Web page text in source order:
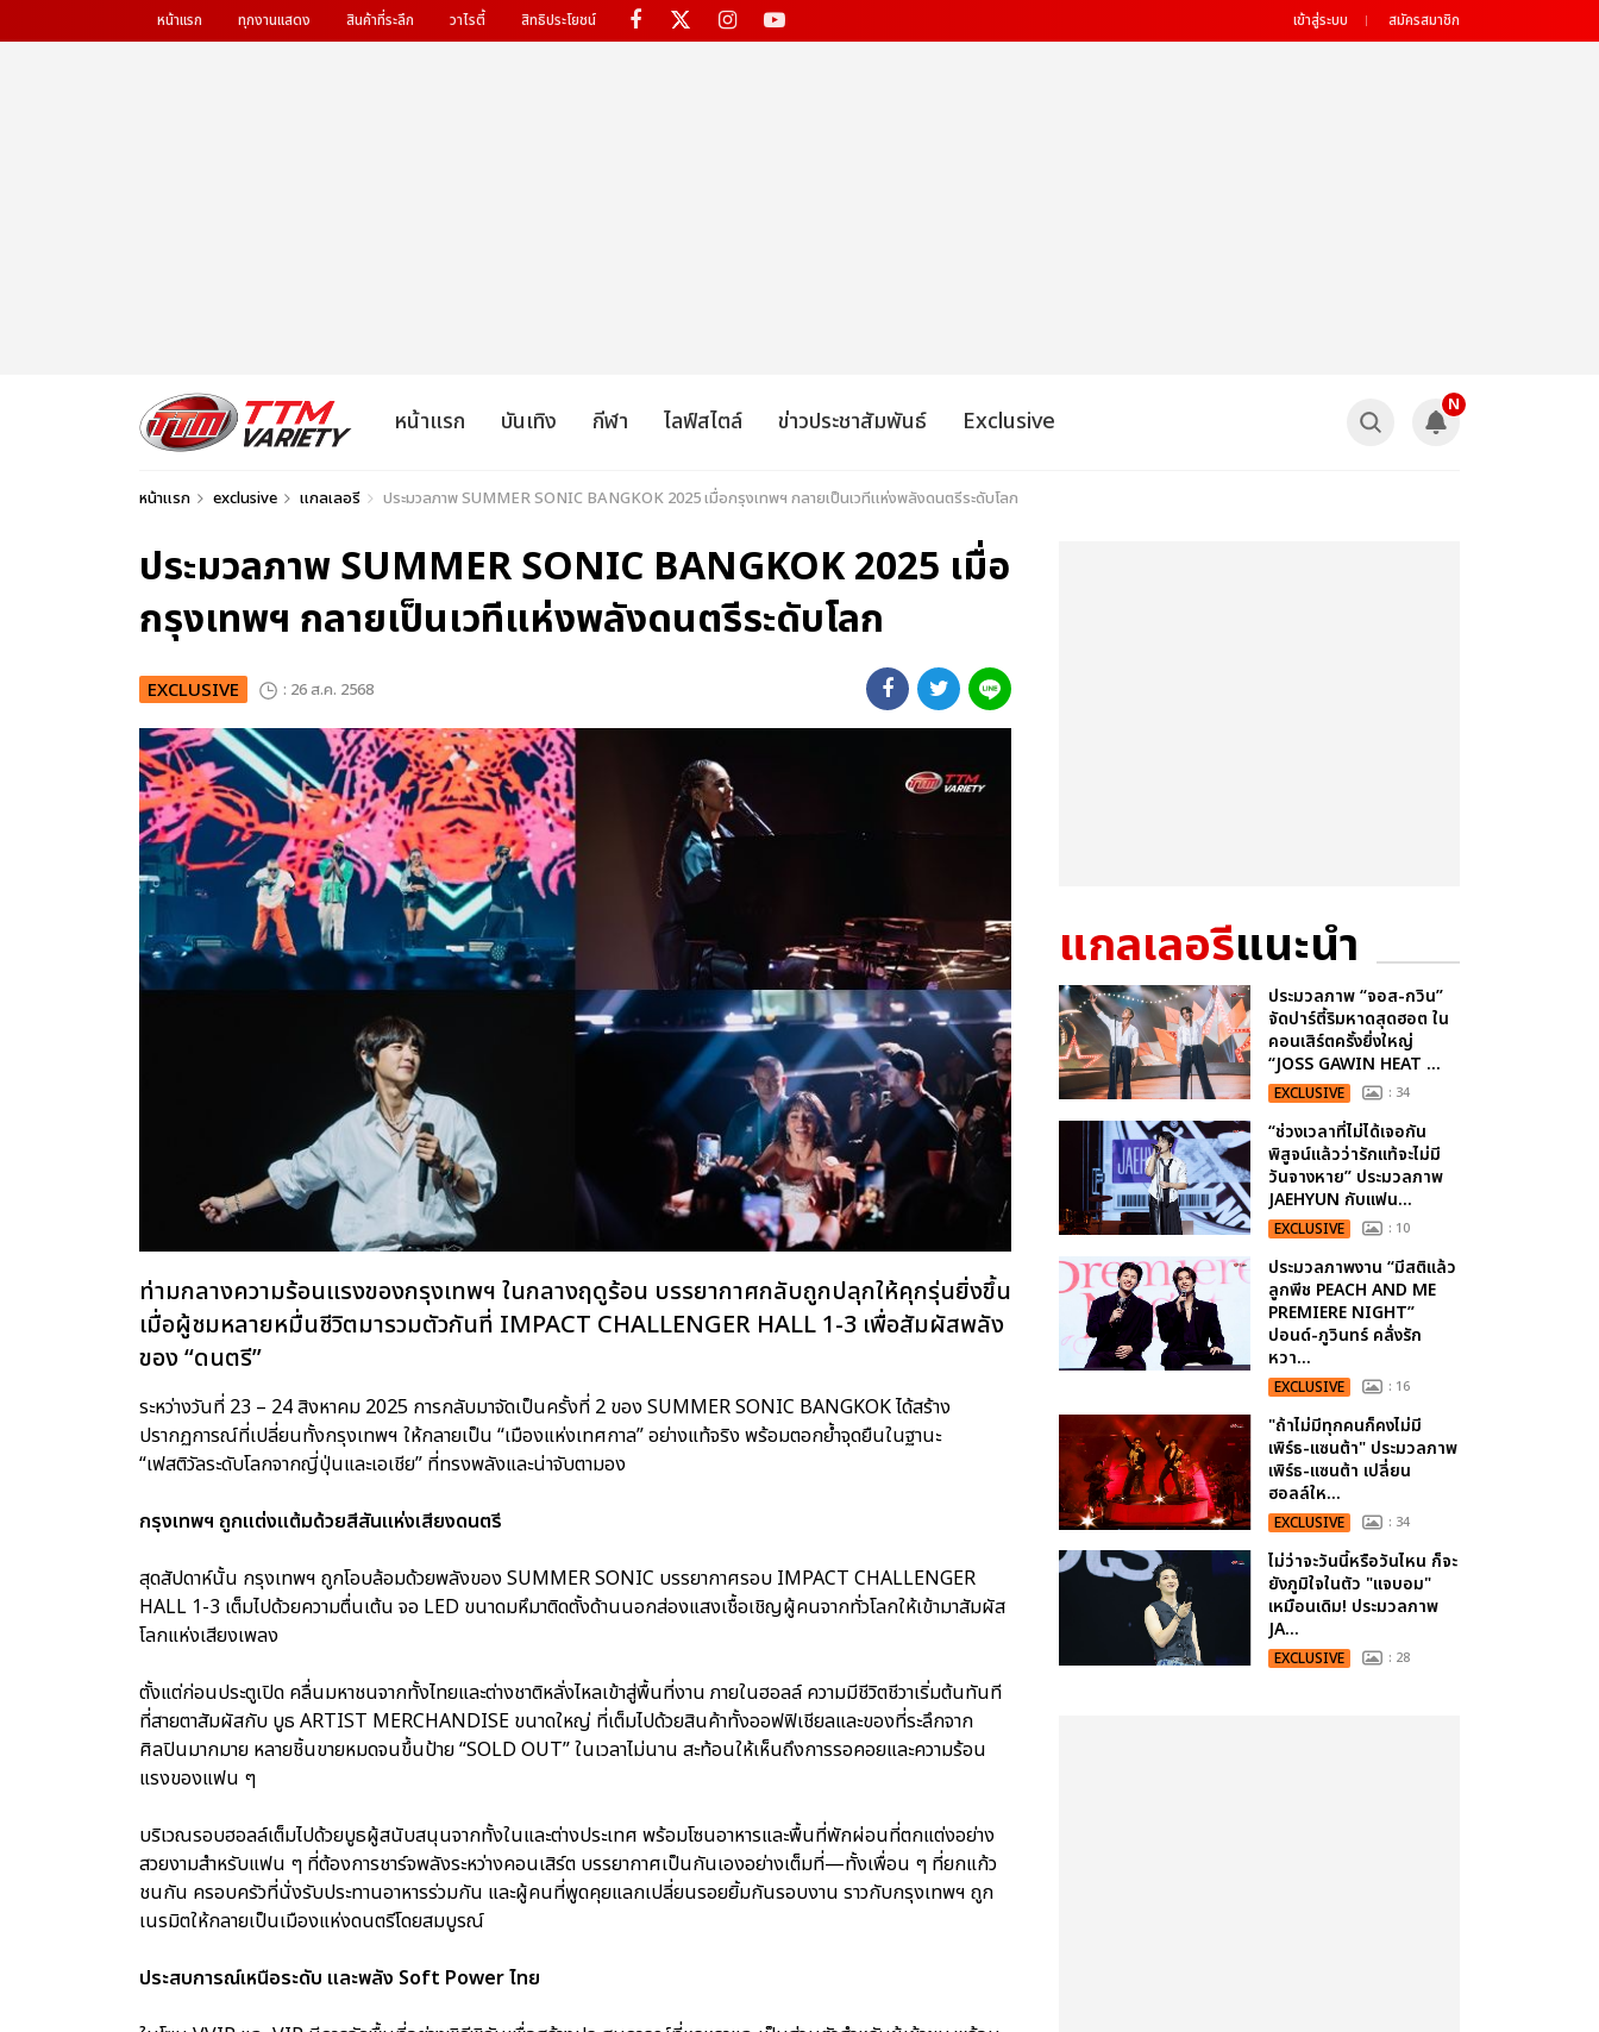
หน้าแรก ทุกงานแสดง สินค้าที่ระลึก วาไรตี้ สิทธิประโยชน์ เข้าสู่ระบบ สมัครสมาชิก
หน้าแรก บันเทิง กีฬา ไลฟ์สไตล์ ข่าวประชาสัมพันธ์ Exclusive
N
หน้าแรก exclusive แกลเลอรี ประมวลภาพ SUMMER SONIC BANGKOK 2025 เมื่อกรุงเทพฯ กลายเป็นเวทีแห่งพลังดนตรีระดับโลก
ประมวลภาพ SUMMER SONIC BANGKOK 2025 เมื่อ
กรุงเทพฯ กลายเป็นเวทีแห่งพลังดนตรีระดับโลก
EXCLUSIVE : 26 ส.ค. 2568
ท่ามกลางความร้อนแรงของกรุงเทพฯ ในกลางฤดูร้อน บรรยากาศกลับถูกปลุกให้คุกรุ่นยิ่งขึ้น
เมื่อผู้ชมหลายหมื่นชีวิตมารวมตัวกันที่ IMPACT CHALLENGER HALL 1-3 เพื่อสัมผัสพลัง
ของ “ดนตรี”
ระหว่างวันที่ 23 – 24 สิงหาคม 2025 การกลับมาจัดเป็นครั้งที่ 2 ของ SUMMER SONIC BANGKOK ได้สร้าง
ปรากฏการณ์ที่เปลี่ยนทั้งกรุงเทพฯ ให้กลายเป็น “เมืองแห่งเทศกาล” อย่างแท้จริง พร้อมตอกย้ำจุดยืนในฐานะ
“เฟสติวัลระดับโลกจากญี่ปุ่นและเอเชีย” ที่ทรงพลังและน่าจับตามอง
กรุงเทพฯ ถูกแต่งแต้มด้วยสีสันแห่งเสียงดนตรี
สุดสัปดาห์นั้น กรุงเทพฯ ถูกโอบล้อมด้วยพลังของ SUMMER SONIC บรรยากาศรอบ IMPACT CHALLENGER
HALL 1-3 เต็มไปด้วยความตื่นเต้น จอ LED ขนาดมหึมาติดตั้งด้านนอกส่องแสงเชื้อเชิญผู้คนจากทั่วโลกให้เข้ามาสัมผัส
โลกแห่งเสียงเพลง
ตั้งแต่ก่อนประตูเปิด คลื่นมหาชนจากทั้งไทยและต่างชาติหลั่งไหลเข้าสู่พื้นที่งาน ภายในฮอลล์ ความมีชีวิตชีวาเริ่มต้นทันที
ที่สายตาสัมผัสกับ บูธ ARTIST MERCHANDISE ขนาดใหญ่ ที่เต็มไปด้วยสินค้าทั้งออฟฟิเชียลและของที่ระลึกจาก
ศิลปินมากมาย หลายชิ้นขายหมดจนขึ้นป้าย “SOLD OUT” ในเวลาไม่นาน สะท้อนให้เห็นถึงการรอคอยและความร้อน
แรงของแฟน ๆ
บริเวณรอบฮอลล์เต็มไปด้วยบูธผู้สนับสนุนจากทั้งในและต่างประเทศ พร้อมโซนอาหารและพื้นที่พักผ่อนที่ตกแต่งอย่าง
สวยงามสำหรับแฟน ๆ ที่ต้องการชาร์จพลังระหว่างคอนเสิร์ต บรรยากาศเป็นกันเองอย่างเต็มที่—ทั้งเพื่อน ๆ ที่ยกแก้ว
ชนกัน ครอบครัวที่นั่งรับประทานอาหารร่วมกัน และผู้คนที่พูดคุยแลกเปลี่ยนรอยยิ้มกันรอบงาน ราวกับกรุงเทพฯ ถูก
เนรมิตให้กลายเป็นเมืองแห่งดนตรีโดยสมบูรณ์
ประสบการณ์เหนือระดับ และพลัง Soft Power ไทย
แกลเลอรีแนะนำ
ประมวลภาพ “จอส-กวิน”
จัดปาร์ตี้ริมหาดสุดฮอต ใน
คอนเสิร์ตครั้งยิ่งใหญ่
“JOSS GAWIN HEAT ...
EXCLUSIVE : 34
“ช่วงเวลาที่ไม่ได้เจอกัน
พิสูจน์แล้วว่ารักแท้จะไม่มี
วันจางหาย” ประมวลภาพ
JAEHYUN กับแฟน...
EXCLUSIVE : 10
ประมวลภาพงาน “มีสติแล้ว
ลูกพีช PEACH AND ME
PREMIERE NIGHT”
ปอนด์-ภูวินทร์ คลั่งรัก
หวา...
EXCLUSIVE : 16
"ถ้าไม่มีทุกคนก็คงไม่มี
เพิร์ธ-แซนต้า" ประมวลภาพ
เพิร์ธ-แซนต้า เปลี่ยน
ฮอลล์ให...
EXCLUSIVE : 34
ไม่ว่าจะวันนี้หรือวันไหน ก็จะ
ยังภูมิใจในตัว "แจบอม"
เหมือนเดิม! ประมวลภาพ
JA...
EXCLUSIVE : 28